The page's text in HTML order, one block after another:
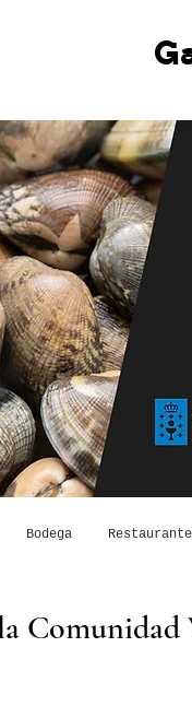
Bodega
Comunidad